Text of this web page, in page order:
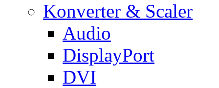
Konverter & Scaler
Audio
DisplayPort
DVI